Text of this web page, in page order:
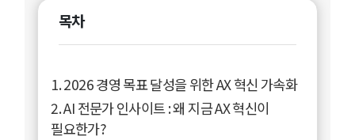
목차
1. 2026 경영 목표 달성을 위한 AX 혁신 가속화
2. AI 전문가 인사이트 : 왜 지금 AX 혁신이
필요한가?